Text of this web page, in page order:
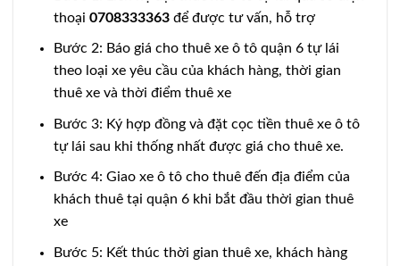
thoại 0708333363để được tư vấn, hỗ trợ
Bước 2: Báo giá cho thuê xe ô tô quận 6 tự lái
theo loại xe yêu cầu của khách hàng, thời gian
thuê xe và thời điểm thuê xe
Bước 3: Ký hợp đồng và đặt cọc tiền thuê xe ô tô
tự lái sau khi thống nhất được giá cho thuê xe.
Bước 4: Giao xe ô tô cho thuê đến địa điểm của
khách thuê tại quận 6 khi bắt đầu thời gian thuê
xe
Bước 5: Kết thúc thời gian thuê xe, khách hàng